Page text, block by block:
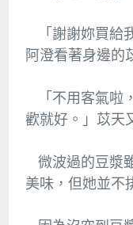
「謝謝妳買給
阿澄看著身邊的
「不用客氣啦
歡就好。」苡天
微波過的豆漿
美味，但她並不